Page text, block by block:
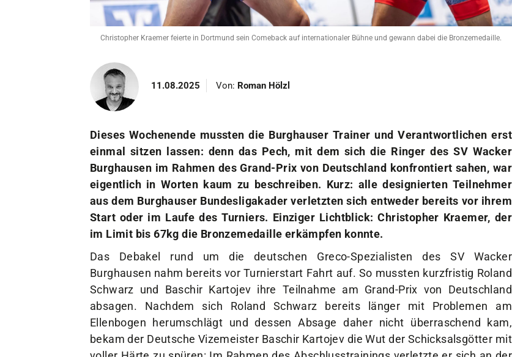
einmal sitzen lassen: denn das Pech, mit dem sich die Ringer des SV Wacker
Burghausen im Rahmen des Grand-Prix von Deutschland konfrontiert sahen, war
eigentlich in Worten kaum zu beschreiben. Kurz: alle designierten Teilnehmer
aus dem Burghauser Bundesligakader verletzten sich entweder bereits vor ihrem
Start oder im Laufe des Turniers. Einziger Lichtblick: Christopher Kraemer, der
im Limit bis 67kg die Bronzemedaille erkämpfen konnte.
Burghausen nahm bereits vor Turnierstart Fahrt auf. So mussten kurzfristig Roland
Schwarz und Baschir Kartojev ihre Teilnahme am Grand-Prix von Deutschland
absagen. Nachdem sich Roland Schwarz bereits länger mit Problemen am
Ellenbogen herumschlägt und dessen Absage daher nicht überraschend kam,
bekam der Deutsche Vizemeister Baschir Kartojev die Wut der Schicksalsgötter mit
voller Härte zu spüren: Im Rahmen des Abschlusstrainings verletzte er sich an der
Jobs
Sportstätten
VitaSport
Kindersportschule